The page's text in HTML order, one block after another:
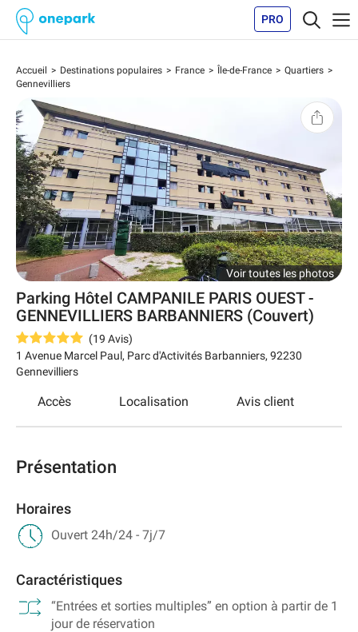
PRO
Accueil Destinations populaires France Île-de-France
Quartiers
Gennevilliers
Voir toutes les photos
Parking Hôtel CAMPANILE PARIS OUEST -
GENNEVILLIERS BARBANNIERS (Couvert)
(19 Avis)
1 Avenue Marcel Paul, Parc d'Activités Barbanniers, 92230
Gennevilliers
Accès Localisation Avis client
Présentation
Horaires
Ouvert 24h/24 - 7j/7
Caractéristiques
“Entrées et sorties multiples” en option à partir de 1
jour de réservation